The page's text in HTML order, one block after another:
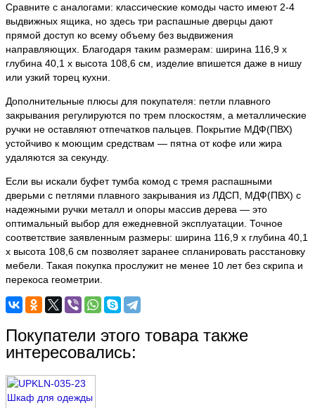
Сравните с аналогами: классические комоды часто имеют 2-4
выдвижных ящика, но здесь три распашные дверцы дают
прямой доступ ко всему объему без выдвижения
направляющих. Благодаря таким размерам: ширина 116,9 х
глубина 40,1 х высота 108,6 см, изделие впишется даже в нишу
или узкий торец кухни.
Дополнительные плюсы для покупателя: петли плавного
закрывания регулируются по трем плоскостям, а металлические
ручки не оставляют отпечатков пальцев. Покрытие МДФ(ПВХ)
устойчиво к моющим средствам — пятна от кофе или жира
удаляются за секунду.
Если вы искали буфет тумба комод с тремя распашными
дверьми с петлями плавного закрывания из ЛДСП, МДФ(ПВХ) с
надежными ручки металл и опоры массив дерева — это
оптимальный выбор для ежедневной эксплуатации. Точное
соответствие заявленным размеры: ширина 116,9 х глубина 40,1
х высота 108,6 см позволяет заранее спланировать расстановку
мебели. Такая покупка прослужит не менее 10 лет без скрипа и
перекоса геометрии.
Покупатели этого товара также
интересовались: